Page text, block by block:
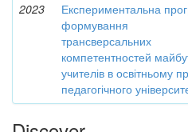
2023
Експериментальна
формування
трансверсальних
компетентностей
учителів в освітньому
педагогічного